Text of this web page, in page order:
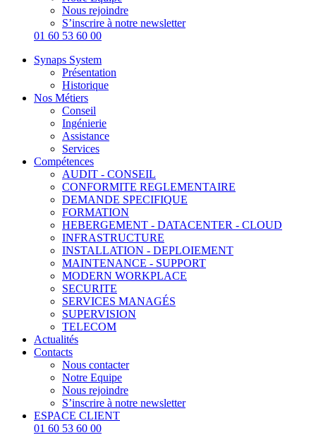
Nous rejoindre
S’inscrire à notre newsletter
01 60 53 60 00
Synaps System
Présentation
Historique
Nos Métiers
Conseil
Ingénierie
Assistance
Services
Compétences
AUDIT - CONSEIL
CONFORMITE REGLEMENTAIRE
DEMANDE SPECIFIQUE
FORMATION
HEBERGEMENT - DATACENTER - CLOUD
INFRASTRUCTURE
INSTALLATION - DEPLOIEMENT
MAINTENANCE - SUPPORT
MODERN WORKPLACE
SECURITE
SERVICES MANAGÉS
SUPERVISION
TELECOM
Actualités
Contacts
Nous contacter
Notre Equipe
Nous rejoindre
S’inscrire à notre newsletter
ESPACE CLIENT
01 60 53 60 00